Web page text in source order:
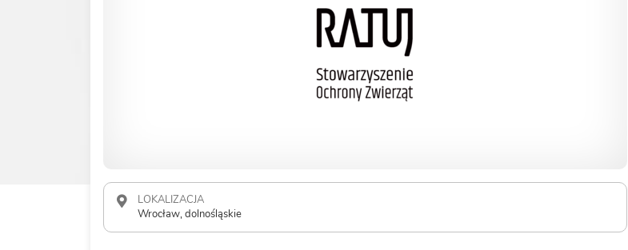
LOKALIZACJA
Wrocław, dolnośląskie